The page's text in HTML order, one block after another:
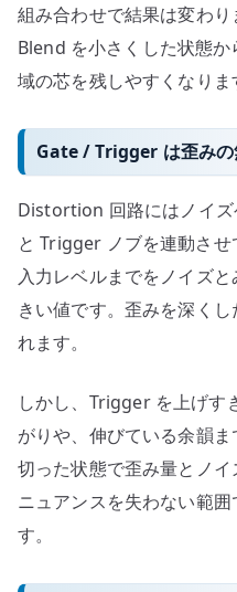
組み合わせで結果は変わり
Blend を小さくした状態
域の芯を残しやすくなりま
Gate / Trigger は歪みの
Distortion 回路にはノイ
と Trigger ノブを連動さ
入力レベルまでをノイズ
きい値です。歪みを深く
れます。
しかし、Trigger を上げす
がりや、伸びている余韻
切った状態で歪み量とノ
ニュアンスを失わない範
す。